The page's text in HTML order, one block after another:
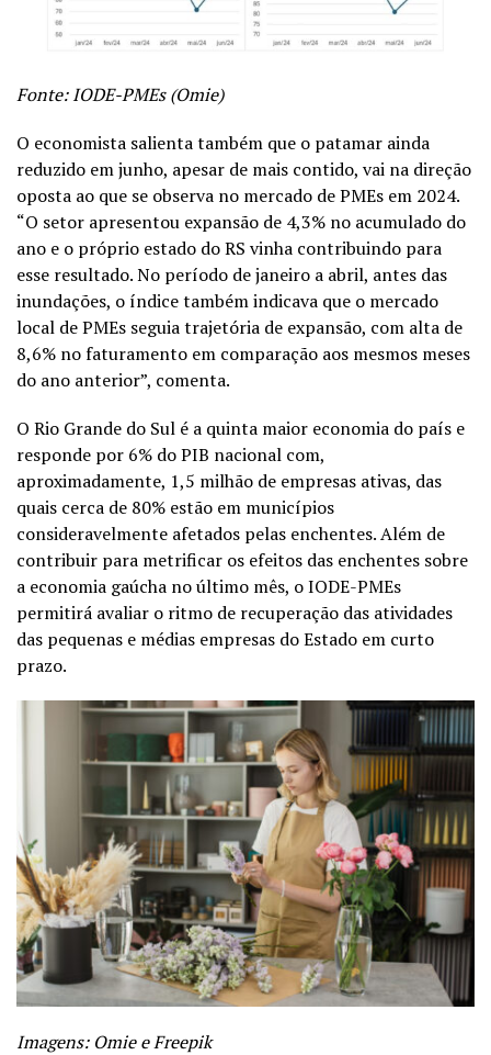
Fonte: IODE-PMEs (Omie)
O economista salienta também que o patamar ainda
reduzido em junho, apesar de mais contido, vai na direção
oposta ao que se observa no mercado de PMEs em 2024.
“O setor apresentou expansão de 4,3% no acumulado do
ano e o próprio estado do RS vinha contribuindo para
esse resultado. No período de janeiro a abril, antes das
inundações, o índice também indicava que o mercado
local de PMEs seguia trajetória de expansão, com alta de
8,6% no faturamento em comparação aos mesmos meses
do ano anterior”, comenta.
O Rio Grande do Sul é a quinta maior economia do país e
responde por 6% do PIB nacional com,
aproximadamente, 1,5 milhão de empresas ativas, das
quais cerca de 80% estão em municípios
consideravelmente afetados pelas enchentes. Além de
contribuir para metrificar os efeitos das enchentes sobre
a economia gaúcha no último mês, o IODE-PMEs
permitirá avaliar o ritmo de recuperação das atividades
das pequenas e médias empresas do Estado em curto
prazo.
Imagens: Omie e Freepik